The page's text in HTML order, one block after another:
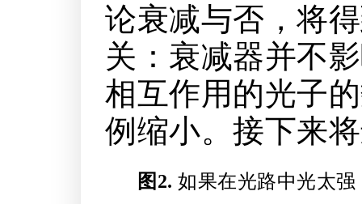
论衰减与否，将
关：衰减器并不
相互作用的光子
例缩小。接下来
图2. 如果在光路中光太